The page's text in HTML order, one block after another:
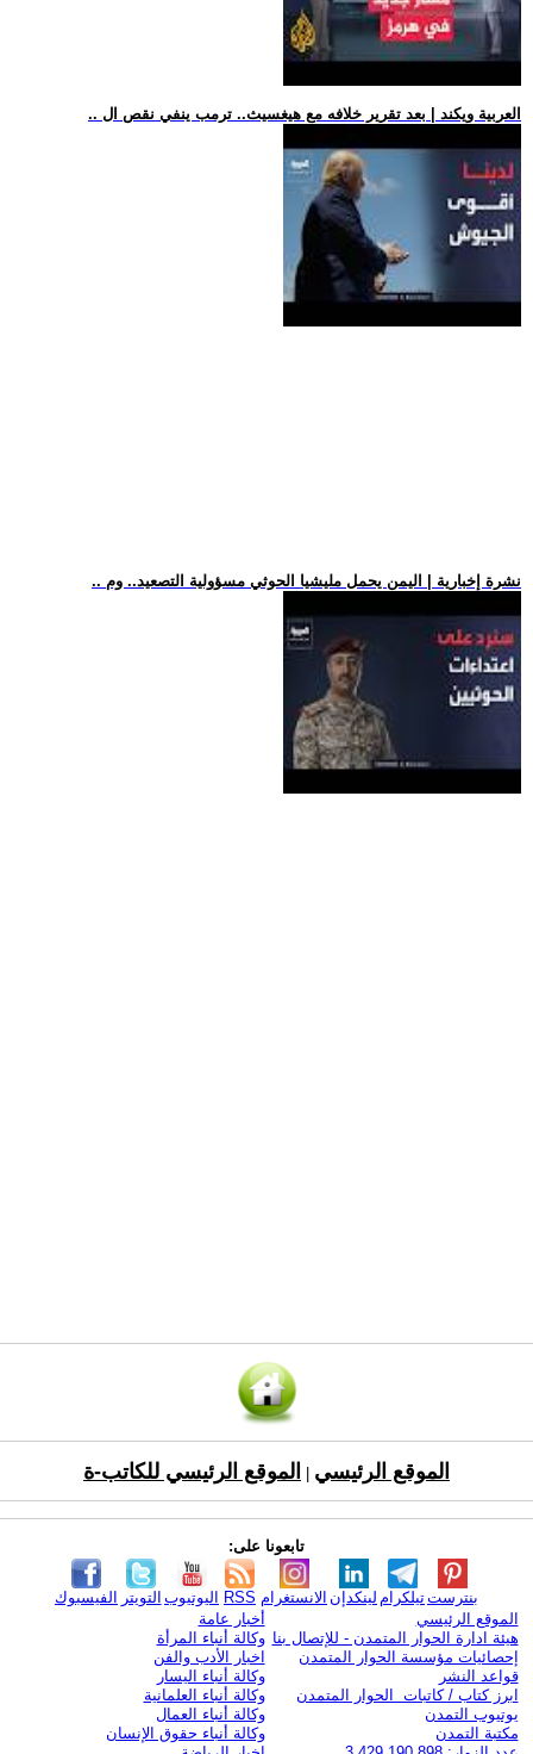
.. العربية ويكند | بعد تقرير خلافه مع هيغسيث.. ترمب ينفي نقص ال
.. نشرة إخبارية | اليمن يحمل مليشيا الحوثي مسؤولية التصعيد.. وم
الموقع الرئيسي الموقع الرئيسي للكاتب-ة
تابعونا على:
الفيسبوك التويتر اليوتيوب RSS الانستغرام لينكدإن تيلكرامبنترست
الموقع الرئيسي
هيئة ادارة الحوار المتمدن - للإتصال بنا
إحصائيات مؤسسة الحوار المتمدن
قواعد النشر
ابرز كتاب / كاتبات الحوار المتمدن
يوتيوب التمدن
مكتبة التمدن
أخبار عامة
وكالة أنباء المرأة
اخبار الأدب والفن
وكالة أنباء اليسار
وكالة أنباء العلمانية
وكالة أنباء العمال
وكالة أنباء حقوق الإنسان